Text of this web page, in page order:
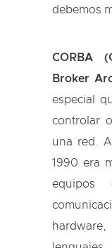
debemos
CORBA
Broker
especial
controlar
una red.
1990 era